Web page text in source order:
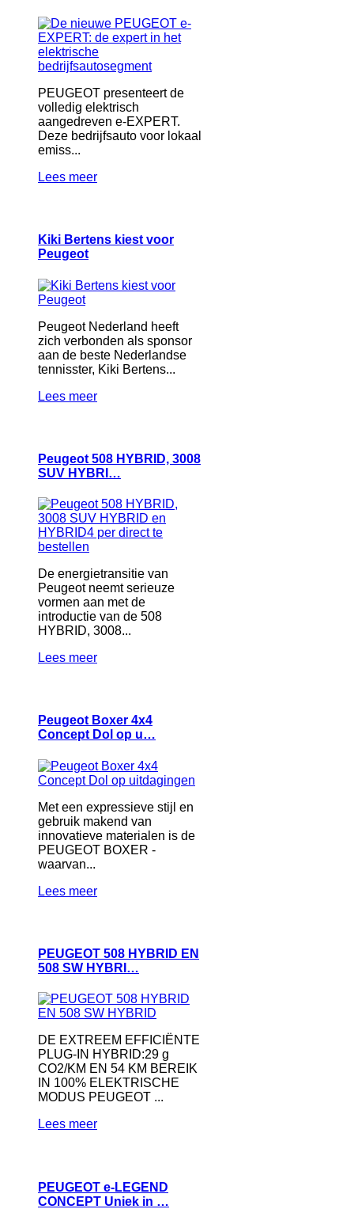
PEUGEOT presenteert de
volledig elektrisch
aangedreven e-EXPERT.
Deze bedrijfsauto voor lokaal
emiss...
Lees meer
Kiki Bertens kiest voor
Peugeot
Peugeot Nederland heeft
zich verbonden als sponsor
aan de beste Nederlandse
tennisster, Kiki Bertens...
Lees meer
Peugeot 508 HYBRID, 3008
SUV HYBRI…
De energietransitie van
Peugeot neemt serieuze
vormen aan met de
introductie van de 508
HYBRID, 3008...
Lees meer
Peugeot Boxer 4x4
Concept Dol op u…
Met een expressieve stijl en
gebruik makend van
innovatieve materialen is de
PEUGEOT BOXER -
waarvan...
Lees meer
PEUGEOT 508 HYBRID EN
508 SW HYBRI…
DE EXTREEM EFFICIËNTE
PLUG-IN HYBRID:29 g
CO2/KM EN 54 KM BEREIK
IN 100% ELEKTRISCHE
MODUS PEUGEOT ...
Lees meer
PEUGEOT e-LEGEND
CONCEPT Uniek in …